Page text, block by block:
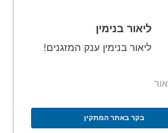
ליאור בנימין
ליאור בנימין ענק המזגנים!
בקר באתר המתקין